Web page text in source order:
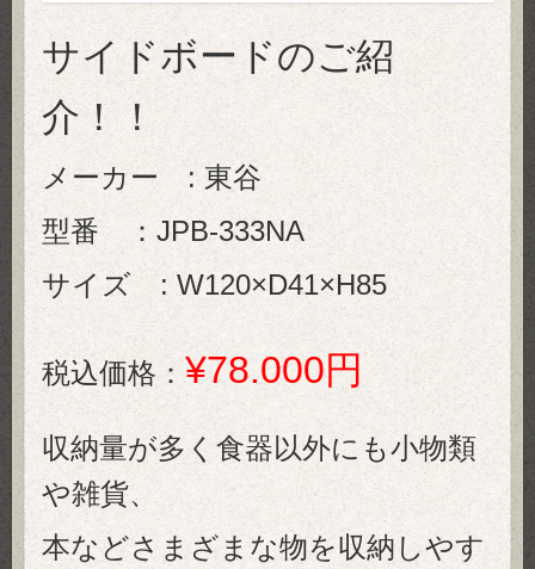
サイドボードのご紹
介！！
メーカー : 東谷
型番 ：JPB-333NA
サイズ : W120×D41×H85
税込価格：¥78.000円
収納量が多く食器以外にも小物類
や雑貨、
本などさまざまな物を収納しやす